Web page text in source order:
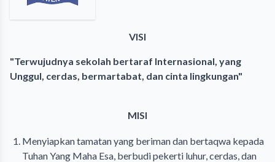
VISI
"Terwujudnya sekolah bertaraf Internasional, yang
Unggul, cerdas, bermartabat, dan cinta lingkungan"
MISI
Menyiapkan tamatan yang beriman dan bertaqwa kepada
Tuhan Yang Maha Esa, berbudi pekerti luhur, cerdas, dan